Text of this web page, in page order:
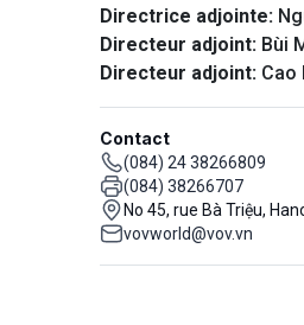
Directrice adjointe:
Directeur adjoint: Bùi
Directeur adjoint: Cao
Contact
(084) 24 38266809
(084) 38266707
No 45, rue Bà Triệu,
vovworld@vov.vn